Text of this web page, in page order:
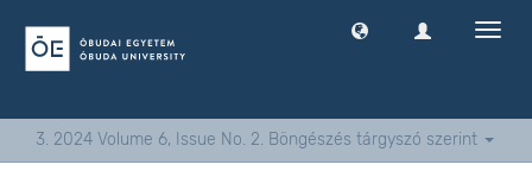
3. 2024 Volume 6, Issue No. 2. Böngészés tárgyszó szerint